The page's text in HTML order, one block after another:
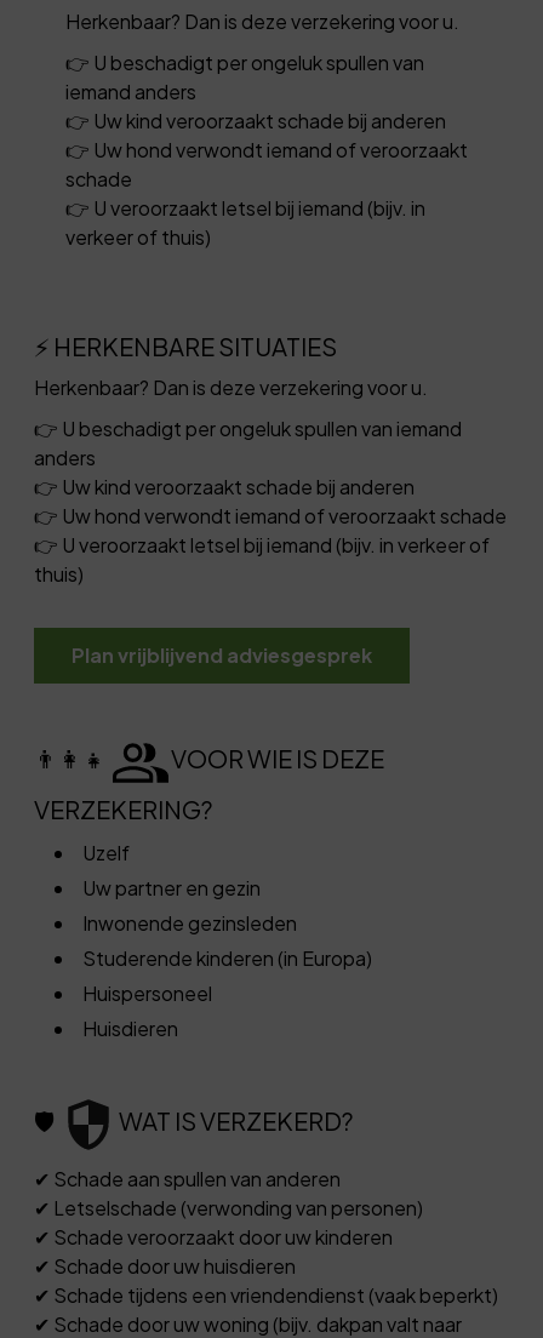
Herkenbaar? Dan is deze verzekering voor u.
👉 U beschadigt per ongeluk spullen van
iemand anders
👉 Uw kind veroorzaakt schade bij anderen
👉 Uw hond verwondt iemand of veroorzaakt
schade
👉 U veroorzaakt letsel bij iemand (bijv. in
verkeer of thuis)
⚡ HERKENBARE SITUATIES
Herkenbaar? Dan is deze verzekering voor u.
👉 U beschadigt per ongeluk spullen van iemand
anders
👉 Uw kind veroorzaakt schade bij anderen
👉 Uw hond verwondt iemand of veroorzaakt schade
👉 U veroorzaakt letsel bij iemand (bijv. in verkeer of
thuis)
Plan vrijblijvend adviesgesprek
👨‍👩‍👧
VOOR WIE IS DEZE
VERZEKERING?
Uzelf
Uw partner en gezin
Inwonende gezinsleden
Studerende kinderen (in Europa)
Huispersoneel
Huisdieren
🛡️ WAT IS VERZEKERD?
✔ Schade aan spullen van anderen
✔ Letselschade (verwonding van personen)
✔ Schade veroorzaakt door uw kinderen
✔ Schade door uw huisdieren
✔ Schade tijdens een vriendendienst (vaak beperkt)
✔ Schade door uw woning (bijv. dakpan valt naar